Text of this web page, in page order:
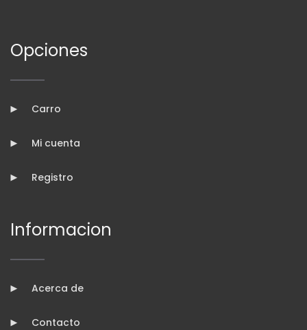
Opciones
Carro
Mi cuenta
Registro
Informacion
Acerca de
Contacto